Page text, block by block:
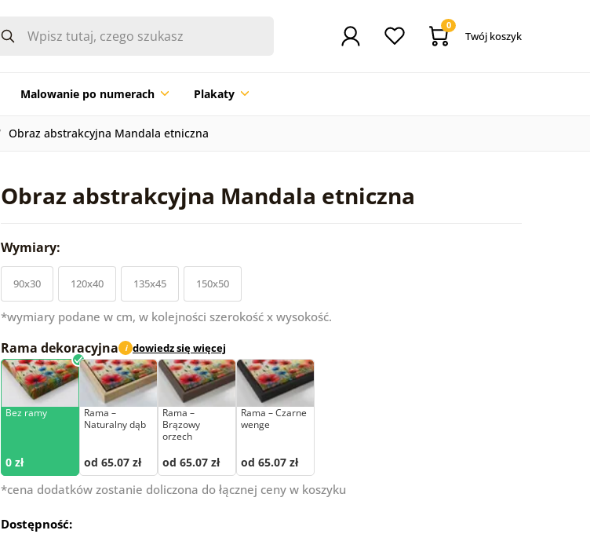
0
Twój koszyk
Malowanie po numerach Plakaty
Obraz abstrakcyjna Mandala etniczna
Obraz abstrakcyjna Mandala etniczna
Wymiary:
90x30 120x40 135x45 150x50
*wymiary podane w cm, w kolejności szerokość x wysokość.
Rama dekoracyjna i dowiedz się więcej
Bez ramy
0 zł
Rama –
Naturalny dąb
od 65.07 zł
Rama –
Brązowy
orzech
od 65.07 zł
Rama – Czarne
wenge
od 65.07 zł
*cena dodatków zostanie doliczona do łącznej ceny w koszyku
Dostępność: